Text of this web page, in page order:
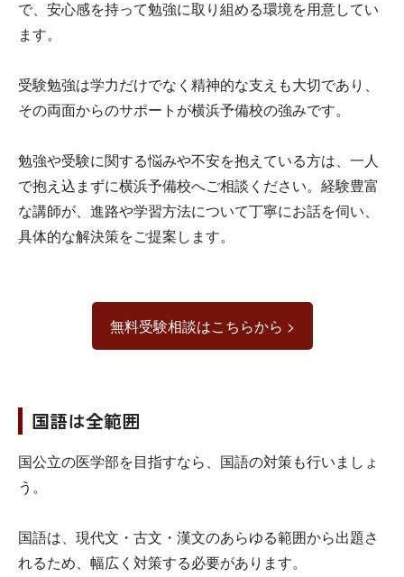
で、安心感を持って勉強に取り組める環境を用意してい
ます。
受験勉強は学力だけでなく精神的な支えも大切であり、
その両面からのサポートが横浜予備校の強みです。
勉強や受験に関する悩みや不安を抱えている方は、一人
で抱え込まずに横浜予備校へご相談ください。経験豊富
な講師が、進路や学習方法について丁寧にお話を伺い、
具体的な解決策をご提案します。
無料受験相談はこちらから >
国語は全範囲
国公立の医学部を目指すなら、国語の対策も行いましょ
う。
国語は、現代文・古文・漢文のあらゆる範囲から出題さ
れるため、幅広く対策する必要があります。